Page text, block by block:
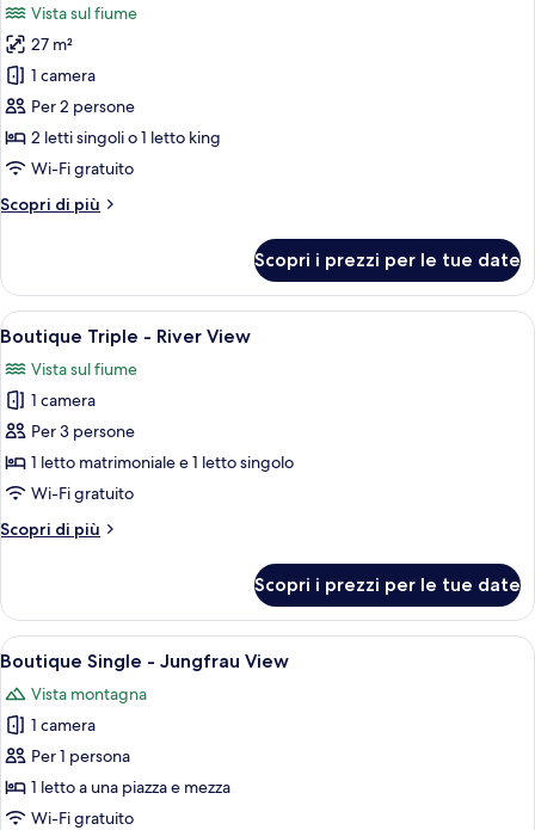
Mountain
View
&
Mountain
View
le
foto
per
Boutique
Double
Bathtub
River
Vista sul fiume
27 m²
1 camera
Per 2 persone
2 letti singoli o 1 letto king
Wi-Fi gratuito
Scopri di più
Altri
Double
Bathtub
-
View
Scopri i prezzi per le tue date
Apri
tutte
le
foto
per
Boutique
Triple
River
Camera d'albergo con due letti,
7
Boutique Triple - River View
Vista sul fiume
1 camera
Per 3 persone
1 letto matrimoniale e 1 letto singolo
Wi-Fi gratuito
Scopri di più
Altri
Triple
River
Scopri i prezzi per le tue date
Apri
tutte
le
foto
per
Boutique
Single
Camera da letto con un letto, una
5
Boutique Single - Jungfrau View
Vista montagna
1 camera
Per 1 persona
1 letto a una piazza e mezza
Wi-Fi gratuito